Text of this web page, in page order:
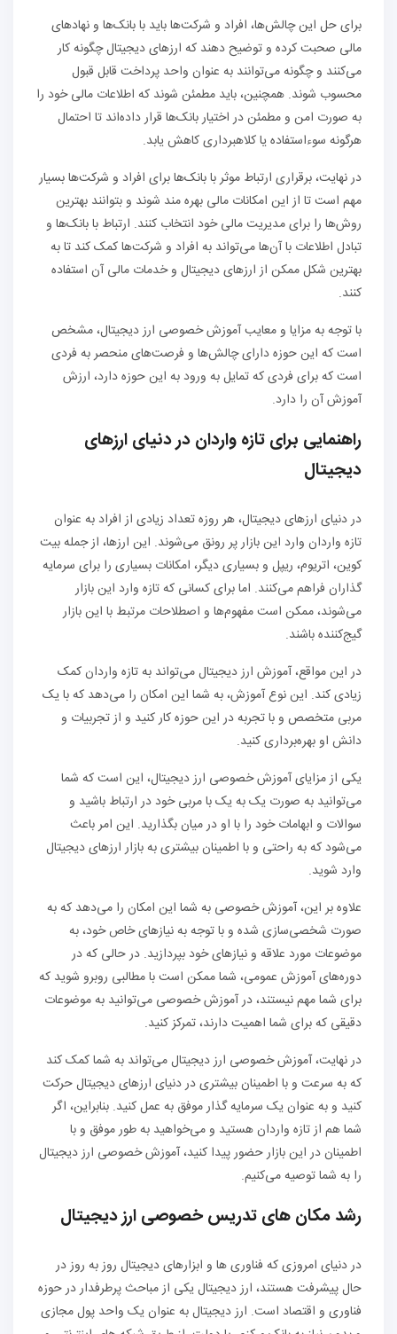
برای حل این چالش‌ها، افراد و شرکت‌ها باید با بانک‌ها و نهادهای
مالی صحبت کرده و توضیح دهند که ارزهای دیجیتال چگونه کار
می‌کنند و چگونه می‌توانند به عنوان واحد پرداخت قابل قبول
محسوب شوند. همچنین، باید مطمئن شوند که اطلاعات مالی خود را
به صورت امن و مطمئن در اختیار بانک‌ها قرار داده‌اند تا احتمال
هرگونه سوءاستفاده یا کلاهبرداری کاهش یابد.
در نهایت، برقراری ارتباط موثر با بانک‌ها برای افراد و شرکت‌ها بسیار
مهم است تا از این امکانات مالی بهره مند شوند و بتوانند بهترین
روش‌ها را برای مدیریت مالی خود انتخاب کنند. ارتباط با بانک‌ها و
تبادل اطلاعات با آن‌ها می‌تواند به افراد و شرکت‌ها کمک کند تا به
بهترین شکل ممکن از ارزهای دیجیتال و خدمات مالی آن استفاده
کنند.
با توجه به مزایا و معایب آموزش خصوصی ارز دیجیتال، مشخص
است که این حوزه دارای چالش‌ها و فرصت‌های منحصر به فردی
است که برای فردی که تمایل به ورود به این حوزه دارد، ارزش
آموزش آن را دارد.
راهنمایی برای تازه واردان در دنیای ارزهای
دیجیتال
در دنیای ارزهای دیجیتال، هر روزه تعداد زیادی از افراد به عنوان
تازه واردان وارد این بازار پر رونق می‌شوند. این ارزها، از جمله بیت
کوین، اتریوم، ریپل و بسیاری دیگر، امکانات بسیاری را برای سرمایه
گذاران فراهم می‌کنند. اما برای کسانی که تازه وارد این بازار
می‌شوند، ممکن است مفهوم‌ها و اصطلاحات مرتبط با این بازار
گیج‌کننده باشند.
در این مواقع، آموزش ارز دیجیتال می‌تواند به تازه واردان کمک
زیادی کند. این نوع آموزش، به شما این امکان را می‌دهد که با یک
مربی متخصص و با تجربه در این حوزه کار کنید و از تجربیات و
دانش او بهره‌برداری کنید.
یکی از مزایای آموزش خصوصی ارز دیجیتال، این است که شما
می‌توانید به صورت یک به یک با مربی خود در ارتباط باشید و
سوالات و ابهامات خود را با او در میان بگذارید. این امر باعث
می‌شود که به راحتی و با اطمینان بیشتری به بازار ارزهای دیجیتال
وارد شوید.
علاوه بر این، آموزش خصوصی به شما این امکان را می‌دهد که به
صورت شخصی‌سازی شده و با توجه به نیازهای خاص خود، به
موضوعات مورد علاقه و نیازهای خود بپردازید. در حالی که در
دوره‌های آموزش عمومی، شما ممکن است با مطالبی روبرو شوید که
برای شما مهم نیستند، در آموزش خصوصی می‌توانید به موضوعات
دقیقی که برای شما اهمیت دارند، تمرکز کنید.
در نهایت، آموزش خصوصی ارز دیجیتال می‌تواند به شما کمک کند
که به سرعت و با اطمینان بیشتری در دنیای ارزهای دیجیتال حرکت
کنید و به عنوان یک سرمایه گذار موفق به عمل کنید. بنابراین، اگر
شما هم از تازه واردان هستید و می‌خواهید به طور موفق و با
اطمینان در این بازار حضور پیدا کنید، آموزش خصوصی ارز دیجیتال
را به شما توصیه می‌کنیم.
رشد مکان های تدریس خصوصی ارز دیجیتال
در دنیای امروزی که فناوری ها و ابزارهای دیجیتال روز به روز در
حال پیشرفت هستند، ارز دیجیتال یکی از مباحث پرطرفدار در حوزه
فناوری و اقتصاد است. ارز دیجیتال به عنوان یک واحد پول مجازی